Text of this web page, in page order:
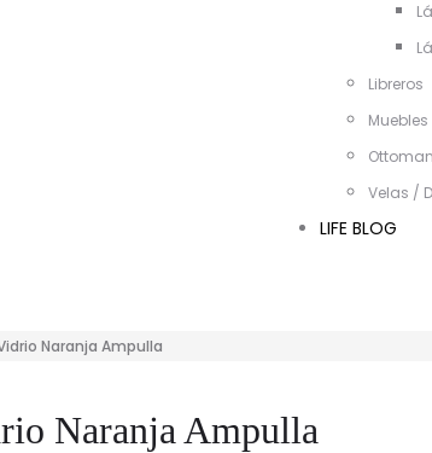
Libreros
Muebles
Velas /
LIFE BLOG
Naranja Ampulla
Naranja Ampulla